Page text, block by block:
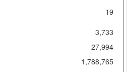
19
3,733
27,994
1,788,765